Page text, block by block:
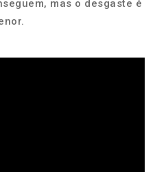
mas o desgaste é